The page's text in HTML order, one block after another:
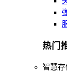
热门
智慧存